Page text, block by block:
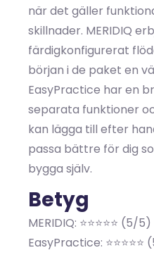
när det gäller
skillnader. MERIDIQ
färdigkonfigurerat
början i de paket en
EasyPractice har en
separata funktioner
kan lägga till efter
passa bättre för dig
bygga själv.
Betyg
MERIDIQ: ⭐⭐⭐⭐⭐ (5/5)
EasyPractice: ⭐⭐⭐⭐⭐